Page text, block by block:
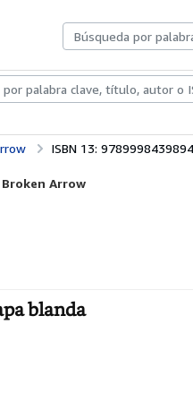
Libros antiguosArte y
ISBN 13: 9789998439894
Arrow
blanda